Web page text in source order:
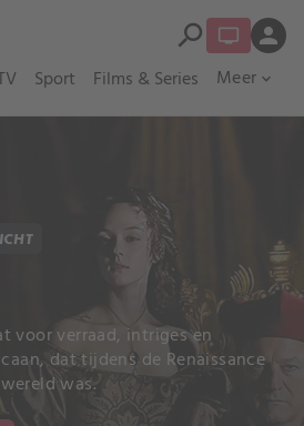
Sport Films & Series Meer expand_more
search person
voor verraad, intriges en
dat tijdens de Renaissance
was.